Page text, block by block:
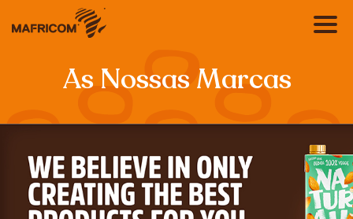
Sobre nós
Produtos
EN
FR
As Nossas Marcas